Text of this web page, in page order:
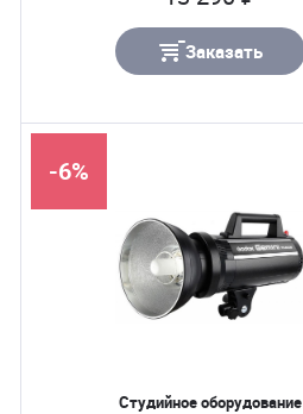
Заказать
Студийное оборудование
-6%